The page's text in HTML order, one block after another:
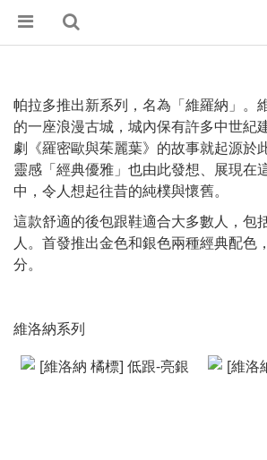
帕拉多推出新系列，名為「維羅納」。
的一座浪漫古城，城內保有許多中世紀
劇《羅密歐與茱麗葉》的故事就起源於
靈感「經典優雅」也由此發想、展現在
中，令人想起往昔的純樸與懷舊。
這款舒適的後包跟鞋適合大多數人，包
人。首發推出金色和銀色兩種經典配色
分。
維洛納系列